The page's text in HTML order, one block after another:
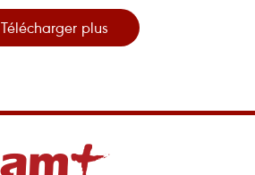
Télécharger plus